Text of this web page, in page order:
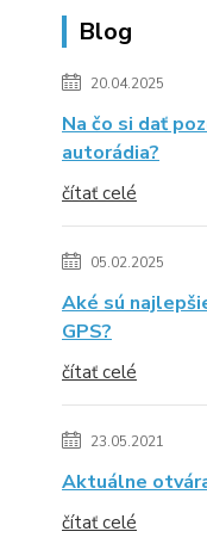
Blog
20.04.2025
Na čo si dať
autorádia?
čítať celé
05.02.2025
Aké sú
GPS?
čítať celé
23.05.2021
Aktuálne
čítať celé